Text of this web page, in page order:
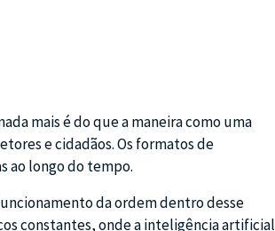
mais é do que a maneira como uma
e cidadãos. Os formatos de
ao longo do tempo.
da ordem dentro desse
constantes, onde a inteligência artificial